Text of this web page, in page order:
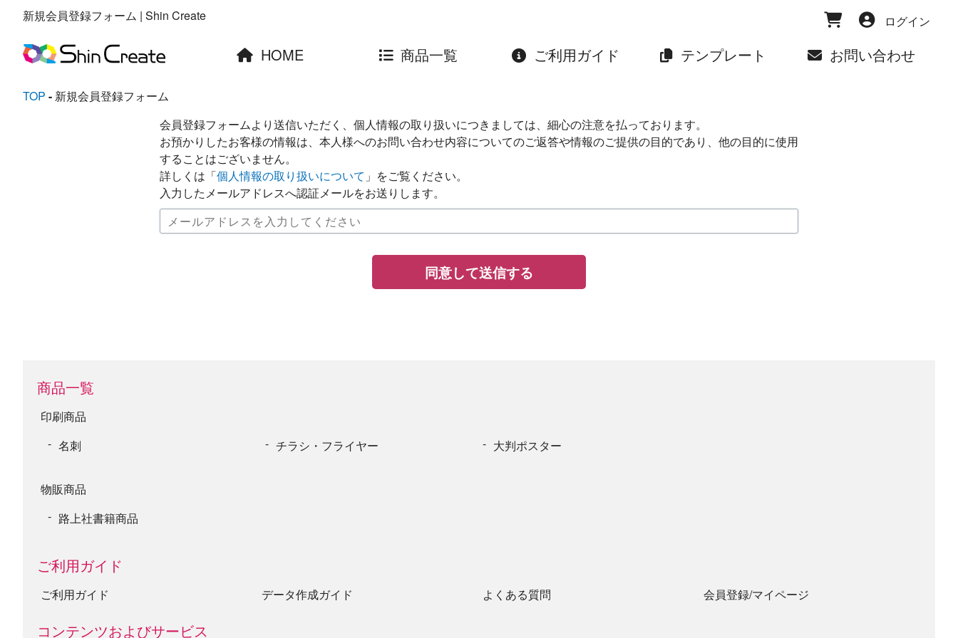
新規会員登録フォーム | Shin Create ログイン
HOME 商品一覧 ご利用ガイド テンプレート お問い合わせ
TOP
新規会員登録フォーム
会員登録フォームより送信いただく、個人情報の取り扱いにつきましては、細心の注意を払っております。
お預かりしたお客様の情報は、本人様へのお問い合わせ内容についてのご返答や情報のご提供の目的であり、他の目的に使用
することはございません。
詳しくは「個人情報の取り扱いについて 」をご覧ください。
入力したメールアドレスへ認証メールをお送りします。
同意して送信する
商品一覧
印刷商品
名刺
チラシ・フライヤー 大判ポスター
物販商品
路上社書籍商品
ご利用ガイド
ご利用ガイド データ作成ガイド よくある質問 会員登録/マイページ
コンテンツおよびサービス